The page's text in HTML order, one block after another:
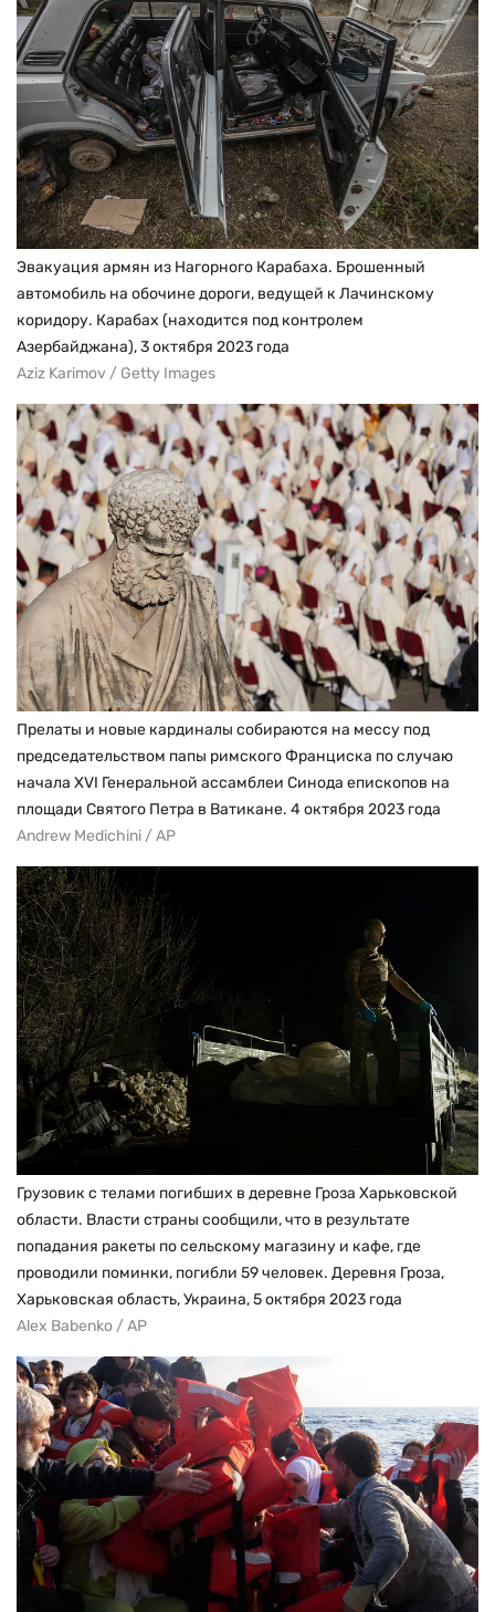
Эвакуация армян из Нагорного Карабаха. Брошенный
автомобиль на обочине дороги, ведущей к Лачинскому
коридору. Карабах (находится под контролем
Азербайджана), 3 октября 2023 года
Aziz Karimov / Getty Images
Прелаты и новые кардиналы собираются на мессу под
председательством папы римского Франциска по случаю
начала XVI Генеральной ассамблеи Синода епископов на
площади Святого Петра в Ватикане. 4 октября 2023 года
Andrew Medichini / AP
Грузовик с телами погибших в деревне Гроза Харьковской
области. Власти страны сообщили, что в результате
попадания ракеты по сельскому магазину и кафе, где
проводили поминки, погибли 59 человек. Деревня Гроза,
Харьковская область, Украина, 5 октября 2023 года
Alex Babenko / AP